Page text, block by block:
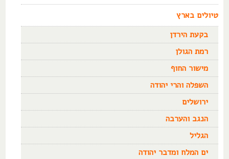
טיולים בארץ
בקעת הירדן
רמת הגולן
מישור החוף
השפלה והרי יהודה
ירושלים
הנגב והערבה
הגליל
ים המלח ומדבר יהודה